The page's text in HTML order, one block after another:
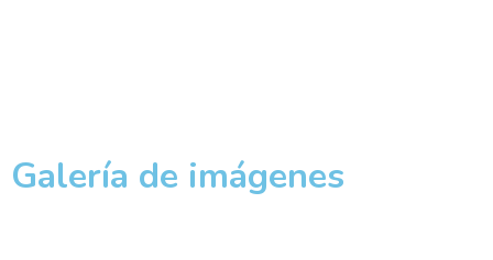
Galería de imágenes